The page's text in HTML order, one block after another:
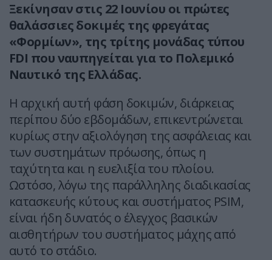
Ξεκίνησαν στις 22 Ιουνίου οι πρώτες
θαλάσσιες δοκιμές της φρεγάτας
«Φορμίων», της τρίτης μονάδας τύπου
FDI που ναυπηγείται για το Πολεμικό
Ναυτικό της Ελλάδας.
Η αρχική αυτή φάση δοκιμών, διάρκειας
περίπου δύο εβδομάδων, επικεντρώνεται
κυρίως στην αξιολόγηση της ασφάλειας και
των συστημάτων πρόωσης, όπως η
ταχύτητα και η ευελιξία του πλοίου.
Ωστόσο, λόγω της παράλληλης διαδικασίας
κατασκευής κύτους και συστήματος PSIM,
είναι ήδη δυνατός ο έλεγχος βασικών
αισθητήρων του συστήματος μάχης από
αυτό το στάδιο.